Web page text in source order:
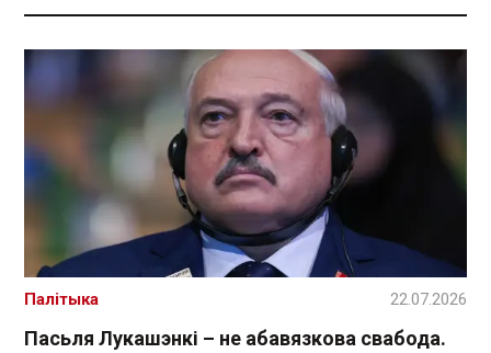
Пасьля Лукашэнкі – не абавязкова свабода.
Палітыка 22.07.2026